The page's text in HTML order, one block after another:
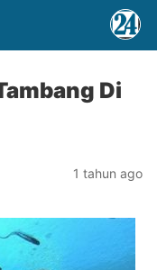
Di
1 tahun ago